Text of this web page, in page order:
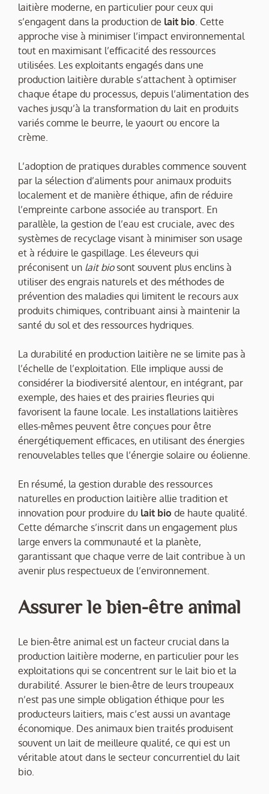
laitière moderne, en particulier pour ceux qui
s’engagent dans la production de lait bio. Cette
approche vise à minimiser l’impact environnemental
tout en maximisant l’efficacité des ressources
utilisées. Les exploitants engagés dans une
production laitière durable s’attachent à optimiser
chaque étape du processus, depuis l’alimentation des
vaches jusqu’à la transformation du lait en produits
variés comme le beurre, le yaourt ou encore la
crème.
L’adoption de pratiques durables commence souvent
par la sélection d’aliments pour animaux produits
localement et de manière éthique, afin de réduire
l’empreinte carbone associée au transport. En
parallèle, la gestion de l’eau est cruciale, avec des
systèmes de recyclage visant à minimiser son usage
et à réduire le gaspillage. Les éleveurs qui
préconisent un lait biosont souvent plus enclins à
utiliser des engrais naturels et des méthodes de
prévention des maladies qui limitent le recours aux
produits chimiques, contribuant ainsi à maintenir la
santé du sol et des ressources hydriques.
La durabilité en production laitière ne se limite pas à
l’échelle de l’exploitation. Elle implique aussi de
considérer la biodiversité alentour, en intégrant, par
exemple, des haies et des prairies fleuries qui
favorisent la faune locale. Les installations laitières
elles-mêmes peuvent être conçues pour être
énergétiquement efficaces, en utilisant des énergies
renouvelables telles que l’énergie solaire ou éolienne.
En résumé, la gestion durable des ressources
naturelles en production laitière allie tradition et
innovation pour produire du lait bio de haute qualité.
Cette démarche s’inscrit dans un engagement plus
large envers la communauté et la planète,
garantissant que chaque verre de lait contribue à un
avenir plus respectueux de l’environnement.
Assurer le bien-être animal
Le bien-être animal est un facteur crucial dans la
production laitière moderne, en particulier pour les
exploitations qui se concentrent sur le lait bio et la
durabilité. Assurer le bien-être de leurs troupeaux
n’est pas une simple obligation éthique pour les
producteurs laitiers, mais c’est aussi un avantage
économique. Des animaux bien traités produisent
souvent un lait de meilleure qualité, ce qui est un
véritable atout dans le secteur concurrentiel du lait
bio.